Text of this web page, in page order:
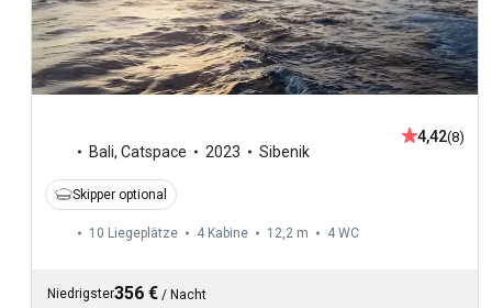
Bali, Catspace 2023 Sibenik
4,42(8)
Skipper optional
10 Liegeplätze 4 Kabine 12,2 m 4 WC
Niedrigster356 € / Nacht